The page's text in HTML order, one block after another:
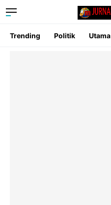
Trending Politik Utama